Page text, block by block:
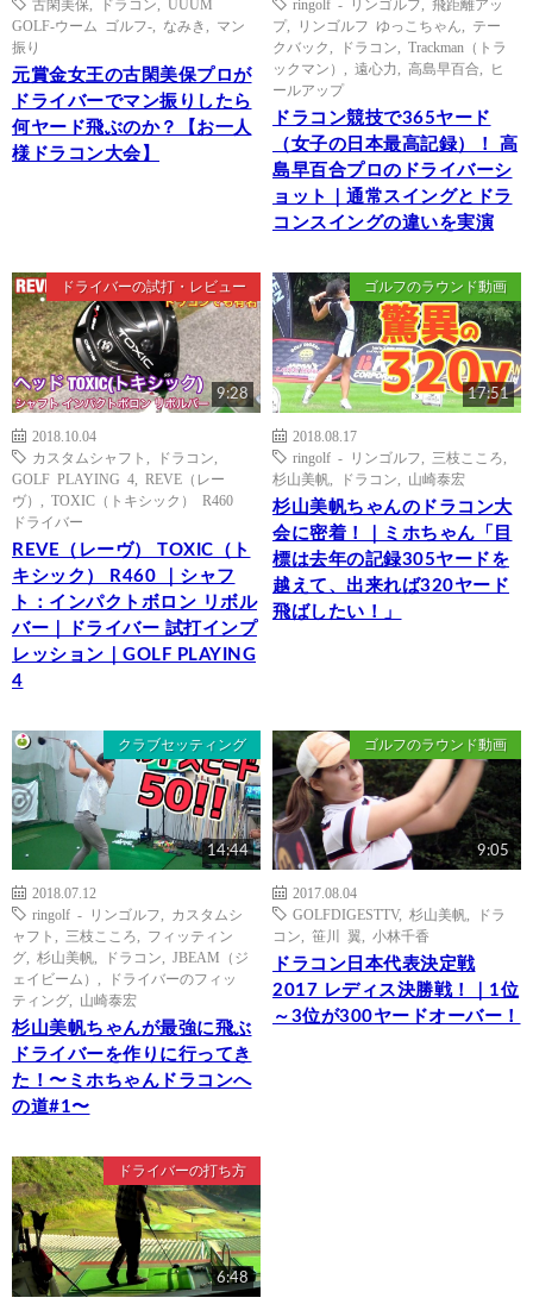
古閑美保
ドラコン
UUUM
GOLF-ウーム ゴルフ-
なみき
マン
振り
元賞金女王の古閑美保プロが
ドライバーでマン振りしたら
何ヤード飛ぶのか？【お一人
様ドラコン大会】
ringolf - リンゴルフ
飛距離アッ
プ, リンゴルフ ゆっこちゃん
テー
クバック
ドラコン
Trackman（トラ
ックマン）
遠心力 高島早百合
ヒ
ールアップ
ドラコン競技で365ヤード
（女子の日本最高記録）！ 高
島早百合プロのドライバーシ
ョット｜通常スイングとドラ
コンスイングの違いを実演
ドライバーの試打・レビュー
9:28
2018.10.04
カスタムシャフト
ドラコン
GOLF PLAYING 4
REVE（レー
ヴ）
TOXIC（トキシック） R460
ドライバー
REVE（レーヴ） TOXIC（ト
キシック） R460 ｜シャフ
ト：インパクトボロン リボル
バー｜ドライバー 試打インプ
レッション｜GOLF PLAYING
4
ゴルフのラウンド動画
17:51
2018.08.17
ringolf - リンゴルフ
三枝こころ
杉山美帆
ドラコン 山崎泰宏
杉山美帆ちゃんのドラコン大
会に密着！｜ミホちゃん「目
標は去年の記録305ヤードを
越えて、出来れば320ヤード
飛ばしたい！」
クラブセッティング
14:44
2018.07.12
ringolf - リンゴルフ
カスタムシ
ャフト
三枝こころ
フィッティン
グ
杉山美帆 ドラコン
JBEAM（ジ
ェイビーム）
ドライバーのフィッ
ティング
山崎泰宏
杉山美帆ちゃんが最強に飛ぶ
ドライバーを作りに行ってき
た！〜ミホちゃんドラコンへ
の道#1〜
ゴルフのラウンド動画
9:05
2017.08.04
GOLFDIGESTTV, 杉山美帆
ドラ
コン
笹川 翼 小林千香
ドラコン日本代表決定戦
2017 レディス決勝戦！｜1位
～3位が300ヤードオーバー！
ドライバーの打ち方
6:48